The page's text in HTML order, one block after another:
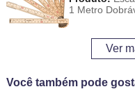
1 Metro
Ver
Você também pode